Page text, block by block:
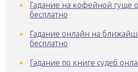
Гадание на кофейной гуще
бесплатно
Гадание онлайн на
бесплатно
Гадание по книге судеб